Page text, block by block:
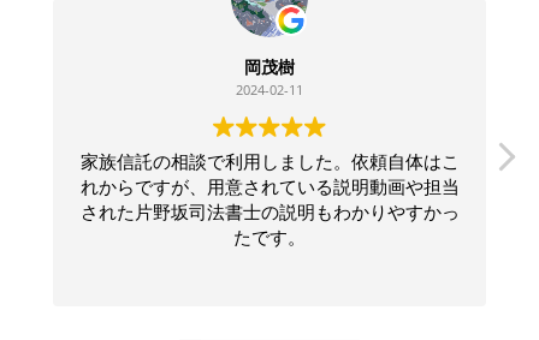
岡茂樹
2024-02-11
家族信託の相談で利用しました。依頼自体はこ
れからですが、用意されている説明動画や担当
された片野坂司法書士の説明もわかりやすかっ
たです。